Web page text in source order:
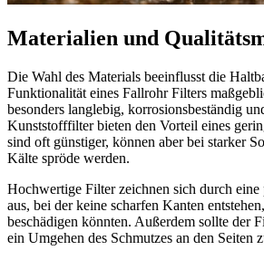
Materialien und
Die Wahl des Materials beeinflusst die
Funktionalität eines Fallrohr Filters
besonders langlebig, korrosionsbeständig
Kunststofffilter bieten den Vorteil eines
sind oft günstiger, können aber bei starker
Kälte spröde werden.
Hochwertige Filter zeichnen sich durch eine
aus, bei der keine scharfen Kanten
beschädigen könnten. Außerdem sollte der
ein Umgehen des Schmutzes an den Seiten